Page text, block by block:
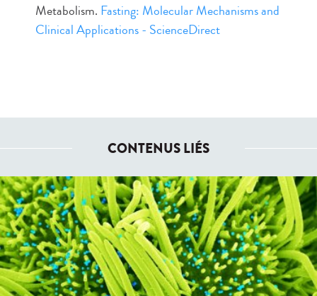
Metabolism. Fasting: Molecular Mechanisms and
Clinical Applications - ScienceDirect
CONTENUS LIÉS